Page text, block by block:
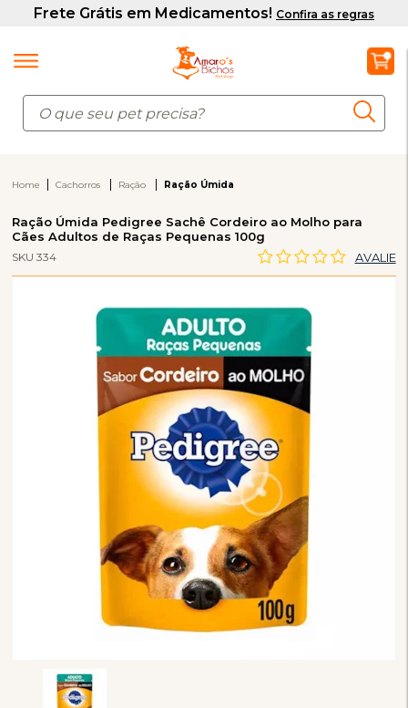
Home Cachorros Ração Ração Úmida
Ração Úmida Pedigree Sachê Cordeiro ao Molho para
Cães Adultos de Raças Pequenas 100g
SKU 334 AVALIE